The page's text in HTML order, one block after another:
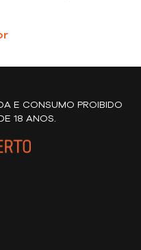
E CONSUMO PROIBIDO
18 ANOS.